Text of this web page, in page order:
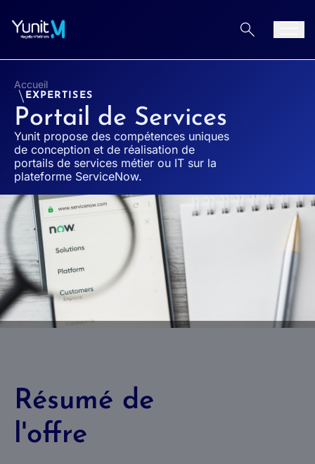
Accueil
EXPERTISES
Portail de Services
Yunit propose des compétences uniques
de conception et de réalisation de
portails de services métier ou IT sur la
plateforme ServiceNow.
Résumé de
l'offre